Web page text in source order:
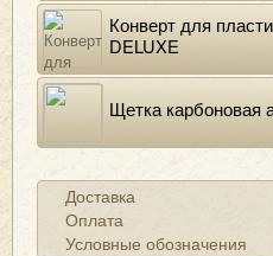
Конверт для
DELUXE
Щетка карбоновая
Доставка
Оплата
Условные обозначения